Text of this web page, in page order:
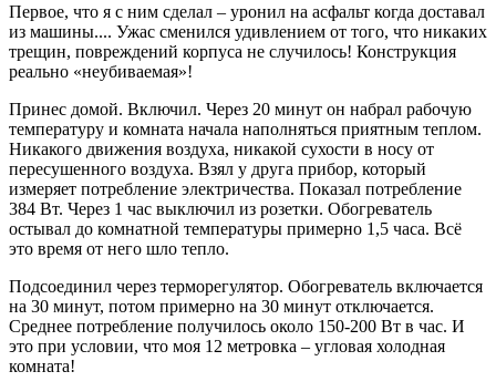
Первое, что я с ним сделал – уронил на асфальт когда доставал
из машины.... Ужас сменился удивлением от того, что никаких
трещин, повреждений корпуса не случилось! Конструкция
реально «неубиваемая»!
Принес домой. Включил. Через 20 минут он набрал рабочую
температуру и комната начала наполняться приятным теплом.
Никакого движения воздуха, никакой сухости в носу от
пересушенного воздуха. Взял у друга прибор, который
измеряет потребление электричества. Показал потребление
384 Вт. Через 1 час выключил из розетки. Обогреватель
остывал до комнатной температуры примерно 1,5 часа. Всё
это время от него шло тепло.
Подсоединил через терморегулятор. Обогреватель включается
на 30 минут, потом примерно на 30 минут отключается.
Среднее потребление получилось около 150-200 Вт в час. И
это при условии, что моя 12 метровка – угловая холодная
комната!